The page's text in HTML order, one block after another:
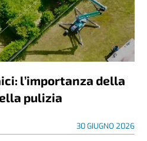
l’importanza della
pulizia
30 GIUGNO 2026